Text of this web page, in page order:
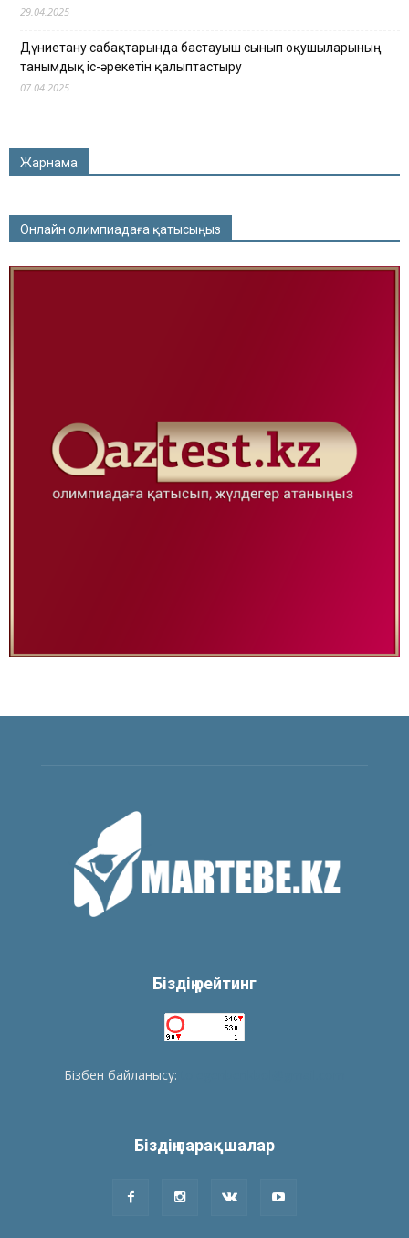
29.04.2025
Дүниетану сабақтарында бастауыш сынып оқушыларының
танымдық іс-әрекетін қалыптастыру
07.04.2025
Жарнама
Онлайн олимпиадаға қатысыңыз
Біздің рейтинг
Бізбен байланысу:
Біздің парақшалар